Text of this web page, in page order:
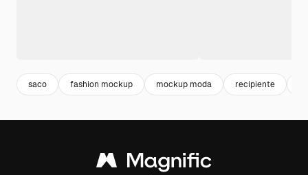
saco fashion mockup mockup moda recipiente